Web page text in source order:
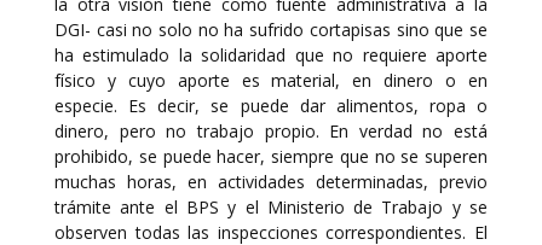
DGI- casi no solo no ha sufrido cortapisas sino que se
ha estimulado la solidaridad que no requiere aporte
físico y cuyo aporte es material, en dinero o en
especie. Es decir, se puede dar alimentos, ropa o
dinero, pero no trabajo propio. En verdad no está
prohibido, se puede hacer, siempre que no se superen
muchas horas, en actividades determinadas, previo
trámite ante el BPS y el Ministerio de Trabajo y se
observen todas las inspecciones correspondientes. El